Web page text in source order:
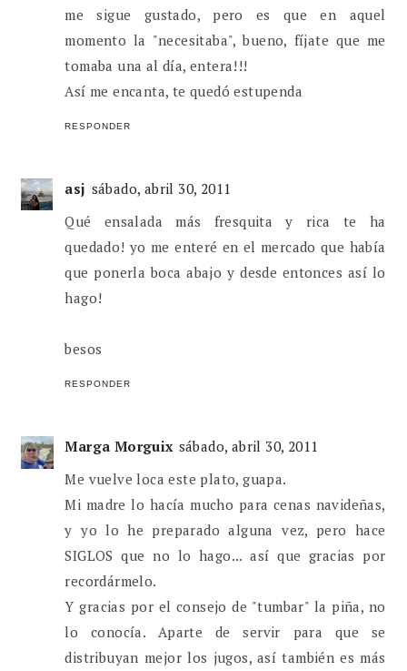
me sigue gustado, pero es que en aquel
momento la "necesitaba", bueno, fíjate que me
tomaba una al día, entera!!!
Así me encanta, te quedó estupenda
RESPONDER
asj sábado, abril 30, 2011
Qué ensalada más fresquita y rica te ha
quedado! yo me enteré en el mercado que había
que ponerla boca abajo y desde entonces así lo
hago!
besos
RESPONDER
Marga Morguix sábado, abril 30, 2011
Me vuelve loca este plato, guapa.
Mi madre lo hacía mucho para cenas navideñas,
y yo lo he preparado alguna vez, pero hace
SIGLOS que no lo hago... así que gracias por
recordármelo.
Y gracias por el consejo de "tumbar" la piña, no
lo conocía. Aparte de servir para que se
distribuyan mejor los jugos, así también es más